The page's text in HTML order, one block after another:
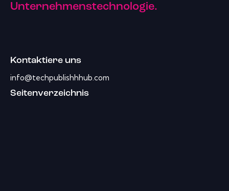
Unternehmenstechnologie.
Kontaktiere uns
info@techpublishhhub.com
Seitenverzeichnis